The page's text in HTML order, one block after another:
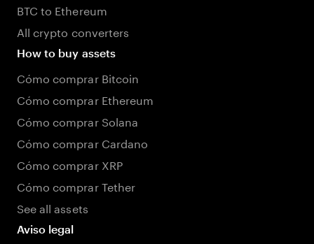
BTC to Ethereum
All crypto converters
How to buy assets
Cómo comprar Bitcoin
Cómo comprar Ethereum
Cómo comprar Solana
Cómo comprar Cardano
Cómo comprar XRP
Cómo comprar Tether
See all assets
Aviso legal